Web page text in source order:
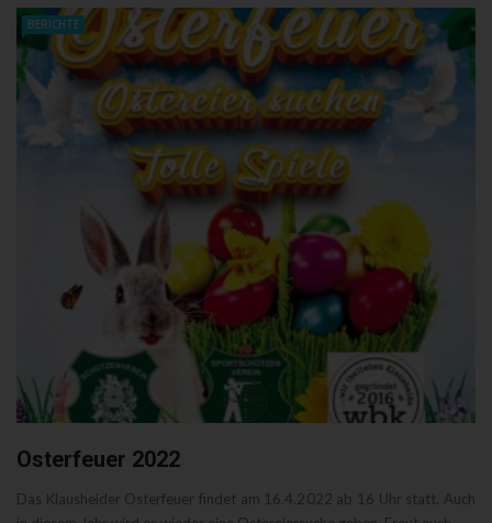
BERICHTE
Osterfeuer 2022
Das Klausheider Osterfeuer findet am 16.4.2022 ab 16 Uhr statt. Auch